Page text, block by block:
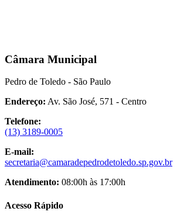
Câmara Municipal
Pedro de Toledo - São Paulo
Endereço: Av. São José, 571 - Centro
Telefone:
(13) 3189-0005
E-mail:
secretaria@camaradepedrodetoledo.sp.gov.br
Atendimento: 08:00h às 17:00h
Acesso Rápido